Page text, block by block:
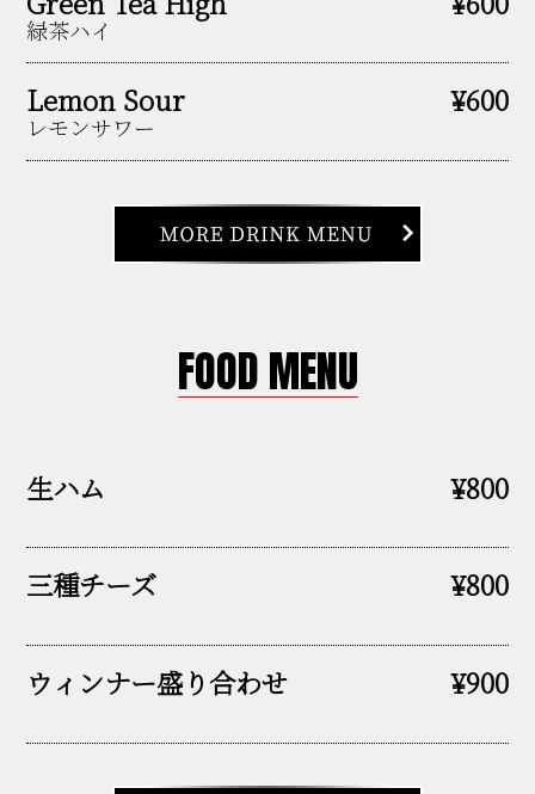
緑茶ハイ
Lemon Sour
レモンサワー
¥600
FOOD MENU
生ハム ¥800
三種チーズ ¥800
ウィンナー盛り合わせ ¥900